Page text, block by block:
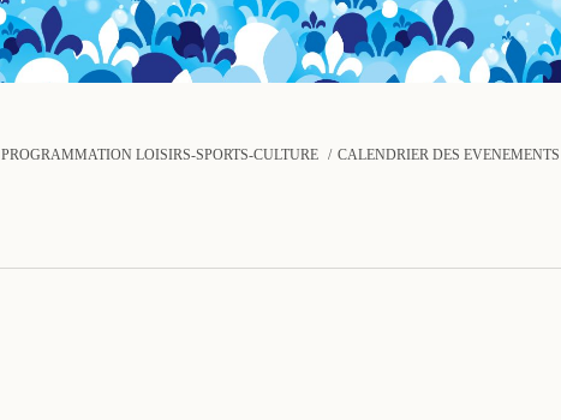
PROGRAMMATION LOISIRS-SPORTS-CULTURE CALENDRIER DES ÉVÉNEMENTS